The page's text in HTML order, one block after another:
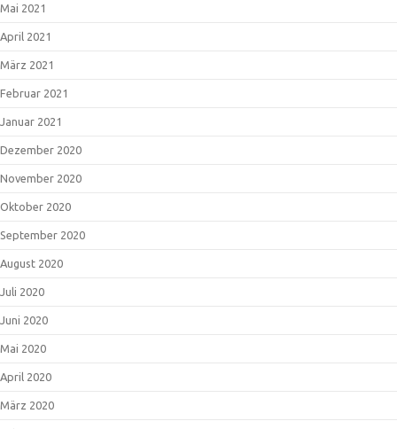
Mai 2021
April 2021
März 2021
Februar 2021
Januar 2021
Dezember 2020
November 2020
Oktober 2020
September 2020
August 2020
Juli 2020
Juni 2020
Mai 2020
April 2020
März 2020